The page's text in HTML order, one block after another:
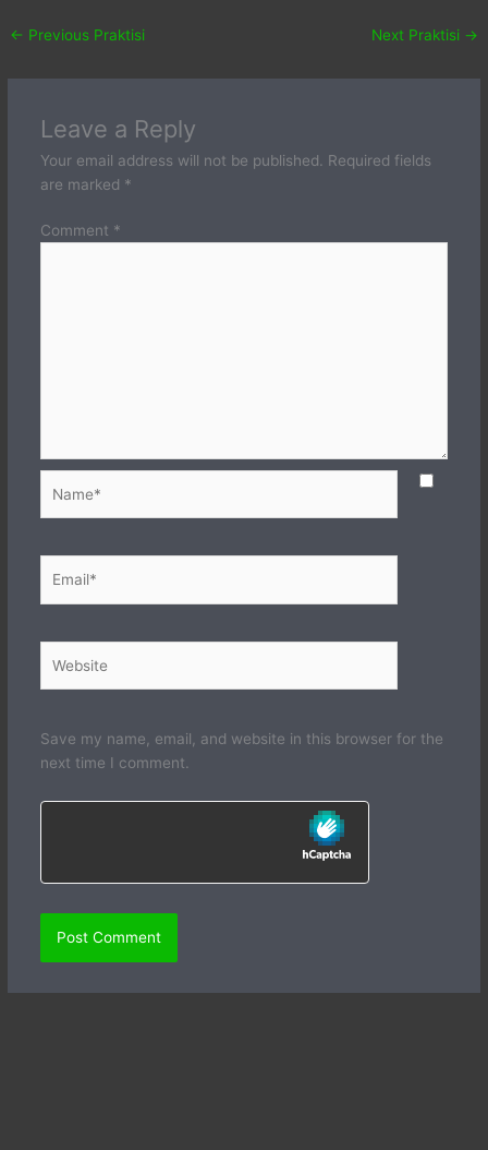
← Previous Praktisi Next Praktisi →
Leave a Reply
Your email address will not be published.
Required fields
are marked *
Comment *
Save my name, email, and website in this browser for the
next time I comment.